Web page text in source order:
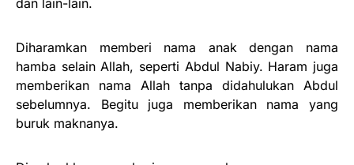
Diharamkan memberi nama anak dengan nama
hamba selain Allah, seperti Abdul Nabiy. Haram juga
memberikan nama Allah tanpa didahulukan Abdul
sebelumnya. Begitu juga memberikan nama yang
buruk maknanya.